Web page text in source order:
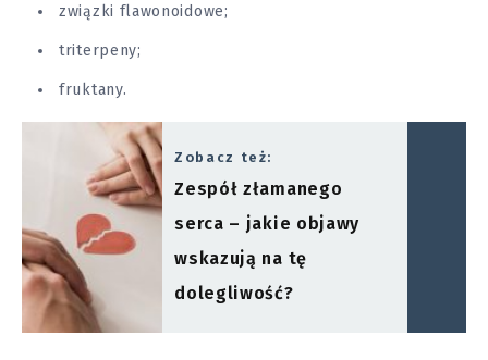
związki flawonoidowe;
triterpeny;
fruktany.
Zobacz też:
Zespół złamanego
serca – jakie objawy
wskazują na tę
dolegliwość?